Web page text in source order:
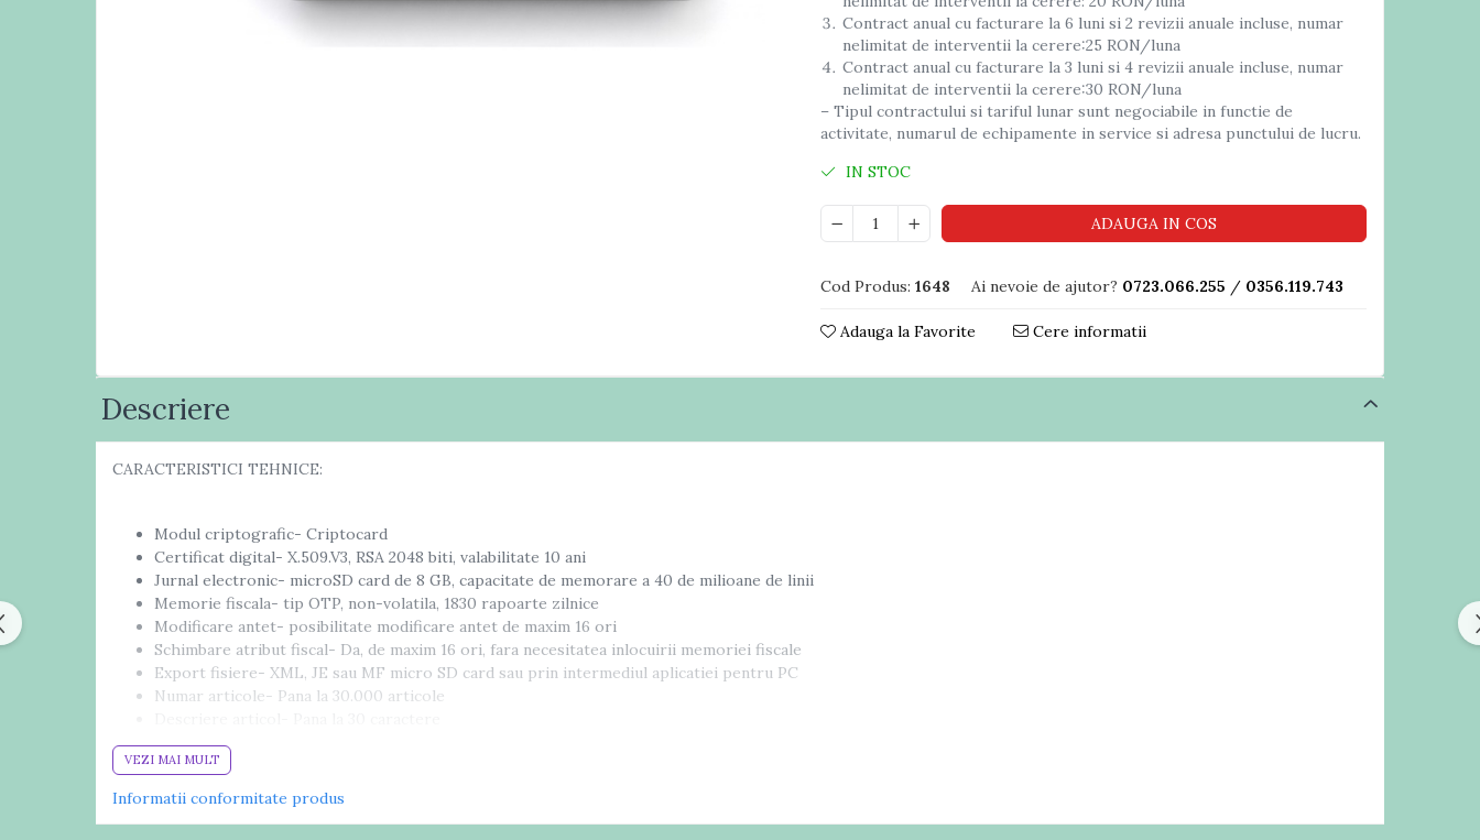
Cititoare coduri bare
incastrabile
Cititoare coduri de bare
Echipamente periferice
Aparate etichetat
Display client
Verificatoare preturi
Etichete autoadezive
Riboane imprimante
Contract anual cu facturare la 6 luni si 2 revizii anuale incluse, numar
nelimitat de interventii la cerere:25 RON/luna
Contract anual cu facturare la 3 luni si 4 revizii anuale incluse, numar
nelimitat de interventii la cerere:30 RON/luna
– Tipul contractului si tariful lunar sunt negociabile in functie de
activitate, numarul de echipamente in service si adresa punctului de lucru.
IN STOC
ADAUGA IN COS
Cod Produs: 1648 Ai nevoie de ajutor? 0723.066.255 / 0356.119.743
Adauga la Favorite Cere informatii
Descriere
CARACTERISTICI TEHNICE:
Modul criptografic- Criptocard
Certificat digital- X.509.V3, RSA 2048 biti, valabilitate 10 ani
Jurnal electronic- microSD card de 8 GB, capacitate de memorare a 40 de milioane de linii
Memorie fiscala- tip OTP, non-volatila, 1830 rapoarte zilnice
Modificare antet- posibilitate modificare antet de maxim 16 ori
Schimbare atribut fiscal- Da, de maxim 16 ori, fara necesitatea inlocuirii memoriei fiscale
Export fisiere- XML, JE sau MF micro SD card sau prin intermediul aplicatiei pentru PC
Numar articole- Pana la 30.000 articole
Numar departamente- Pana la 99 departamente
Numar operatori- 20 de operatori cu parola
Cote de TVA- 5 grupe de TVA
Tiparire CUI/CIF client- DA, in momentul efectuarii bonului fiscal sau 10.000 clienti preprogramati
VEZI MAI MULT
Informatii conformitate produs